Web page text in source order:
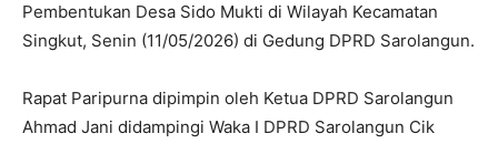
Pembentukan Desa Sido Mukti di Wilayah Kecamatan
Singkut, Senin (11/05/2026) di Gedung DPRD Sarolangun.
Rapat Paripurna dipimpin oleh Ketua DPRD Sarolangun
Ahmad Jani didampingi Waka I DPRD Sarolangun Cik